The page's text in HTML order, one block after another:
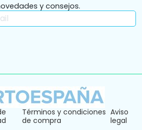
y consejos.
Términos y condiciones
de compra
Aviso
legal